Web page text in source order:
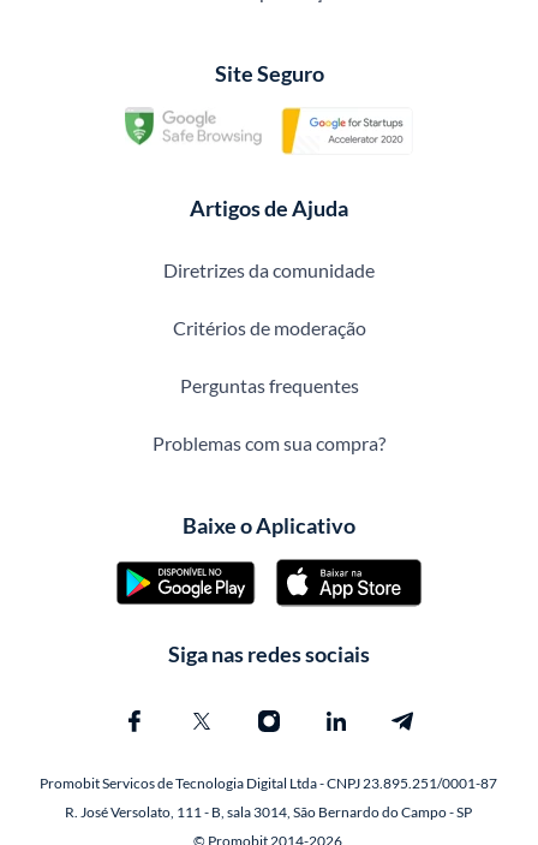
Site Seguro
Artigos de Ajuda
Diretrizes da comunidade
Critérios de moderação
Perguntas frequentes
Problemas com sua compra?
Baixe o Aplicativo
Siga nas redes sociais
Promobit Servicos de Tecnologia Digital Ltda - CNPJ 23.895.251/0001-87
R. José Versolato, 111 - B, sala 3014, São Bernardo do Campo - SP
© Promobit 2014-2026